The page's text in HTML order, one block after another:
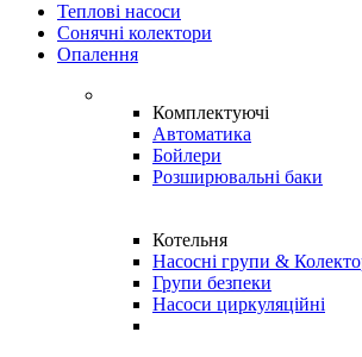
Теплові насоси
Сонячні колектори
Опалення
Комплектуючі
Автоматика
Бойлери
Розширювальні баки
Котельня
Насосні групи &
Групи безпеки
Насоси циркуляційні